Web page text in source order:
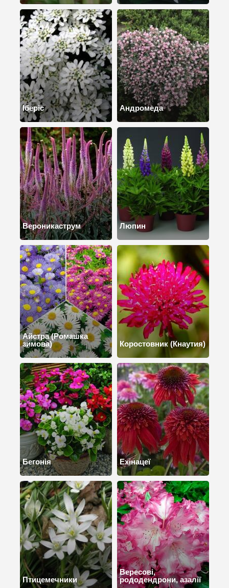
Іберіс Андромеда
Вероникаструм Люпин
Айстра (Ромашка
зимова)
Коростовник (Кнаутия)
Бегонія Ехінацеї
Птицемечники
Вересові,
рододендрони, азалії